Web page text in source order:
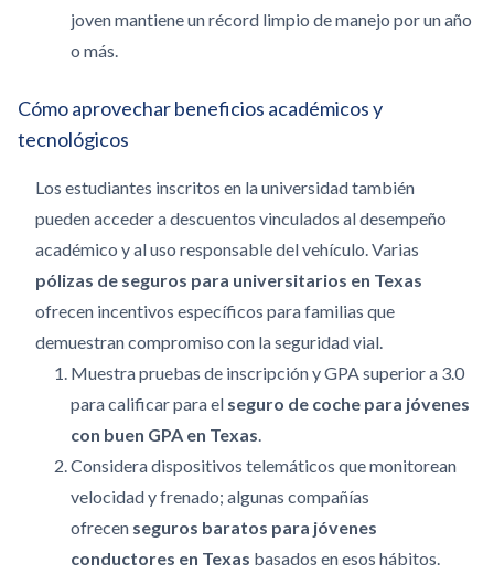
joven mantiene un récord limpio de manejo por un año
o más.
Cómo aprovechar beneficios académicos y
tecnológicos
Los estudiantes inscritos en la universidad también
pueden acceder a descuentos vinculados al desempeño
académico y al uso responsable del vehículo. Varias
pólizas de seguros para universitarios en Texas
ofrecen incentivos específicos para familias que
demuestran compromiso con la seguridad vial.
Muestra pruebas de inscripción y GPA superior a 3.0
para calificar para el seguro de coche para jóvenes
con buen GPA en Texas.
Considera dispositivos telemáticos que monitorean
velocidad y frenado; algunas compañías
ofrecen seguros baratos para jóvenes
conductores en Texas basados en esos hábitos.